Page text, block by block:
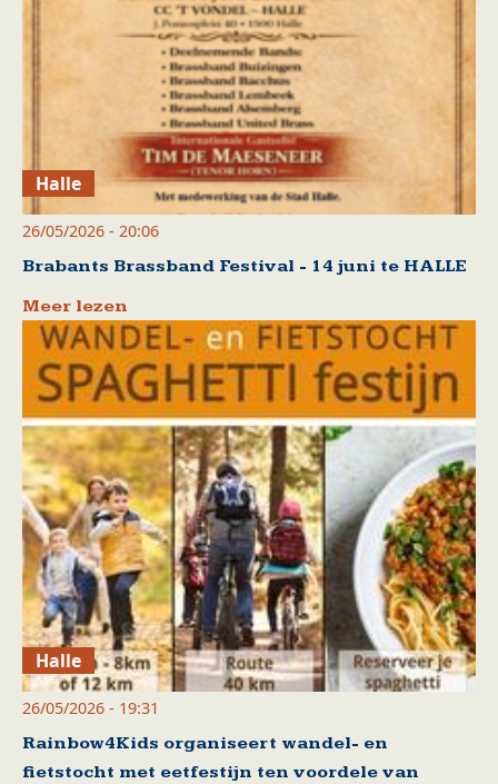
Halle
26/05/2026 - 20:06
Brabants Brassband Festival - 14 juni te HALLE
Meer lezen
Halle
26/05/2026 - 19:31
Rainbow4Kids organiseert wandel- en
fietstocht met eetfestijn ten voordele van